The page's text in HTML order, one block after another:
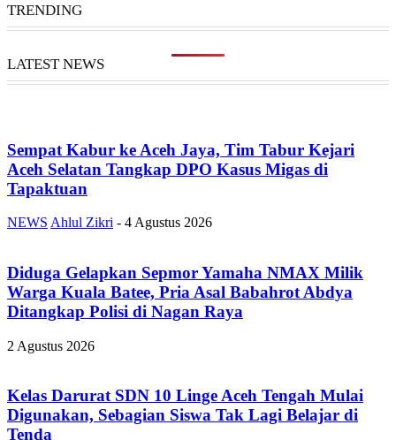
TRENDING
LATEST NEWS
Sempat Kabur ke Aceh Jaya, Tim Tabur Kejari
Aceh Selatan Tangkap DPO Kasus Migas di
Tapaktuan
NEWS Ahlul Zikri - 4 Agustus 2026
Diduga Gelapkan Sepmor Yamaha NMAX Milik
Warga Kuala Batee, Pria Asal Babahrot Abdya
Ditangkap Polisi di Nagan Raya
2 Agustus 2026
Kelas Darurat SDN 10 Linge Aceh Tengah Mulai
Digunakan, Sebagian Siswa Tak Lagi Belajar di
Tenda